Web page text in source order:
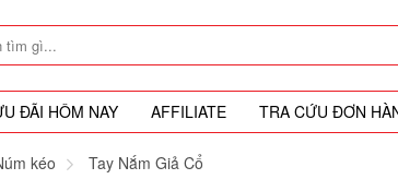
ĐÃI HÔM NAY AFFILIATE TRA CỨU ĐƠN
kéo Tay Nắm Giả Cổ